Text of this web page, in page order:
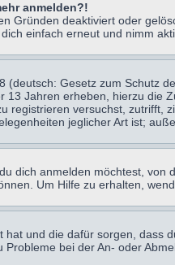
anmelden?!
Gründen deaktiviert oder
einfach erneut und nimm
Gesetz zum Schutz
Jahren erheben, hierzu
versuchst, zutrifft,
jeglicher Art ist;
dich anmelden möchtest,
Um Hilfe zu erhalten,
hat und die dafür sorgen,
bei der An- oder